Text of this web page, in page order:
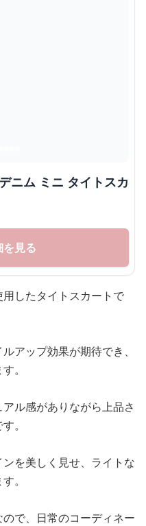
ニム ミニ タイトスカ
見る
したタイトスカートで
アップ効果が期待でき、
。
ル感がありながら上品さ
。
を美しく見せ、ライトな
。
で、日常のコーディネー